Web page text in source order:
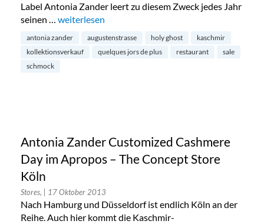
Label Antonia Zander leert zu diesem Zweck jedes Jahr
seinen … „Kollektionsverkauf im Schmock: Holy Ghost,
weiterlesen
antonia zander augustenstrasse holy ghost
kaschmir
kollektionsverkauf
quelques jors de plus restaurant
sale
schmock
Antonia Zander Customized Cashmere
Day im Apropos – The Concept Store
Köln
Stores, | 17 Oktober 2013
Nach Hamburg und Düsseldorf ist endlich Köln an der
Reihe. Auch hier kommt die Kaschmir-